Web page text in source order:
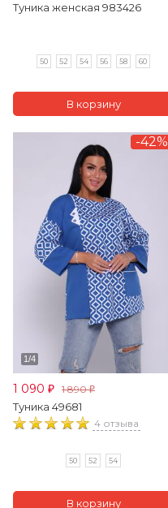
Туника женская 983426
50 52 54 56 58 60
-42%
1 090 ₽ 1 890₽
Туника 49681
4 отзыва
50 52 54